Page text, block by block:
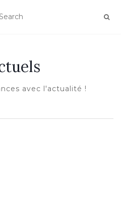
NAVIGATION
avec l'actualité !